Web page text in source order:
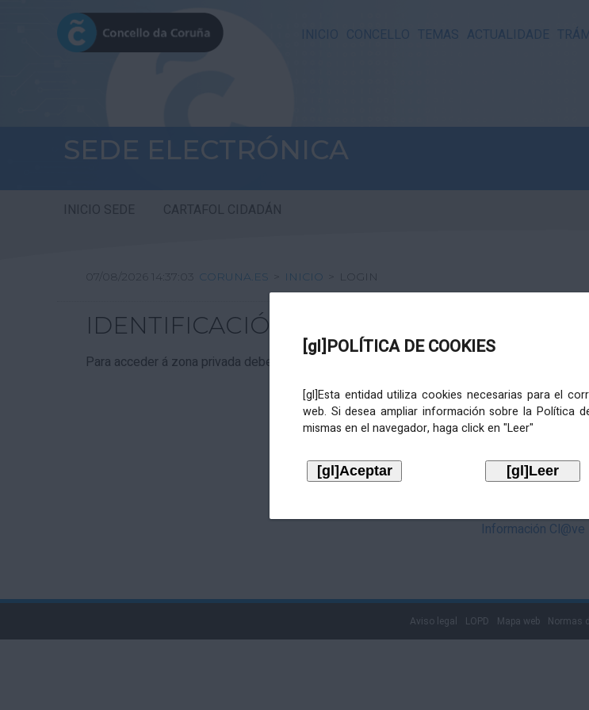
INICIO CONCELLO TEMAS ACTUALIDADE
SEDE ELECTRÓNICA
INICIO SEDE CARTAFOL CIDADÁN
[gl]POLÍTICA DE COOKIES
[gl]Esta entidad utiliza cookies necesarias para el
web. Si desea ampliar información sobre la Política
mismas en el navegador, haga click en "Leer"
07/08/2026 14:37:03 CORUNA.ES > INICIO > LOGIN
IDENTIFICACIÓN
Para acceder á zona privada debe identificarse mediante Cl@ve. Pulse no logotipo
Información Cl@ve
Aviso legal LOPD Mapa web Normas